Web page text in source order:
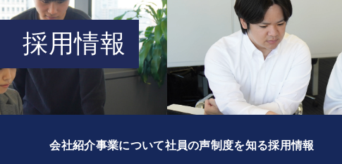
採用情報
会社紹介事業について社員の声制度を知る採用情報